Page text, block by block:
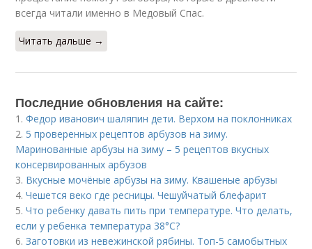
всегда читали именно в Медовый Спас.
Читать дальше →
Последние обновления на сайте:
1.Федор иванович шаляпин дети. Верхом на поклонниках
2. 5 проверенных рецептов арбузов на зиму.
Маринованные арбузы на зиму – 5 рецептов вкусных
консервированных арбузов
3. Вкусные мочёные арбузы на зиму. Квашеные арбузы
4.Чешется веко где ресницы. Чешуйчатый блефарит
5.Что ребенку давать пить при температуре. Что делать,
если у ребенка температура 38°С?
6.Заготовки из невежинской рябины. Топ-5 самобытных